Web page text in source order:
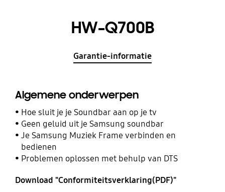
HW-Q700B
Garantie-informatie
Algemene onderwerpen
Hoe sluit je je Soundbar aan op je tv
Geen geluid uit je Samsung soundbar
Je Samsung Muziek Frame verbinden en
bedienen
Problemen oplossen met behulp van DTS
Download "Conformiteitsverklaring(PDF)"